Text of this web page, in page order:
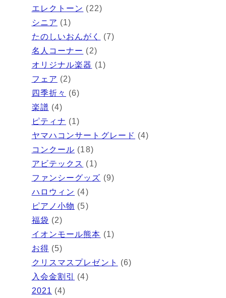
エレクトーン (22)
シニア (1)
たのしいおんがく
(7)
名人コーナー (2)
オリジナル楽器 (1)
フェア (2)
四季折々 (6)
楽譜 (4)
ピティナ (1)
ヤマハコンサートグレード (4)
コンクール (18)
アビテックス (1)
ファンシーグッズ (9)
ハロウィン (4)
ピアノ小物 (5)
福袋 (2)
イオンモール熊本 (1)
お得 (5)
クリスマスプレゼント
(6)
入会金割引
(4)
2021 (4)